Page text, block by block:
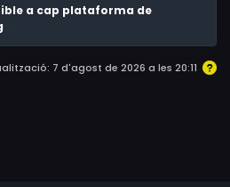
a cap plataforma de
7 d'agost de 2026 a les 20:11